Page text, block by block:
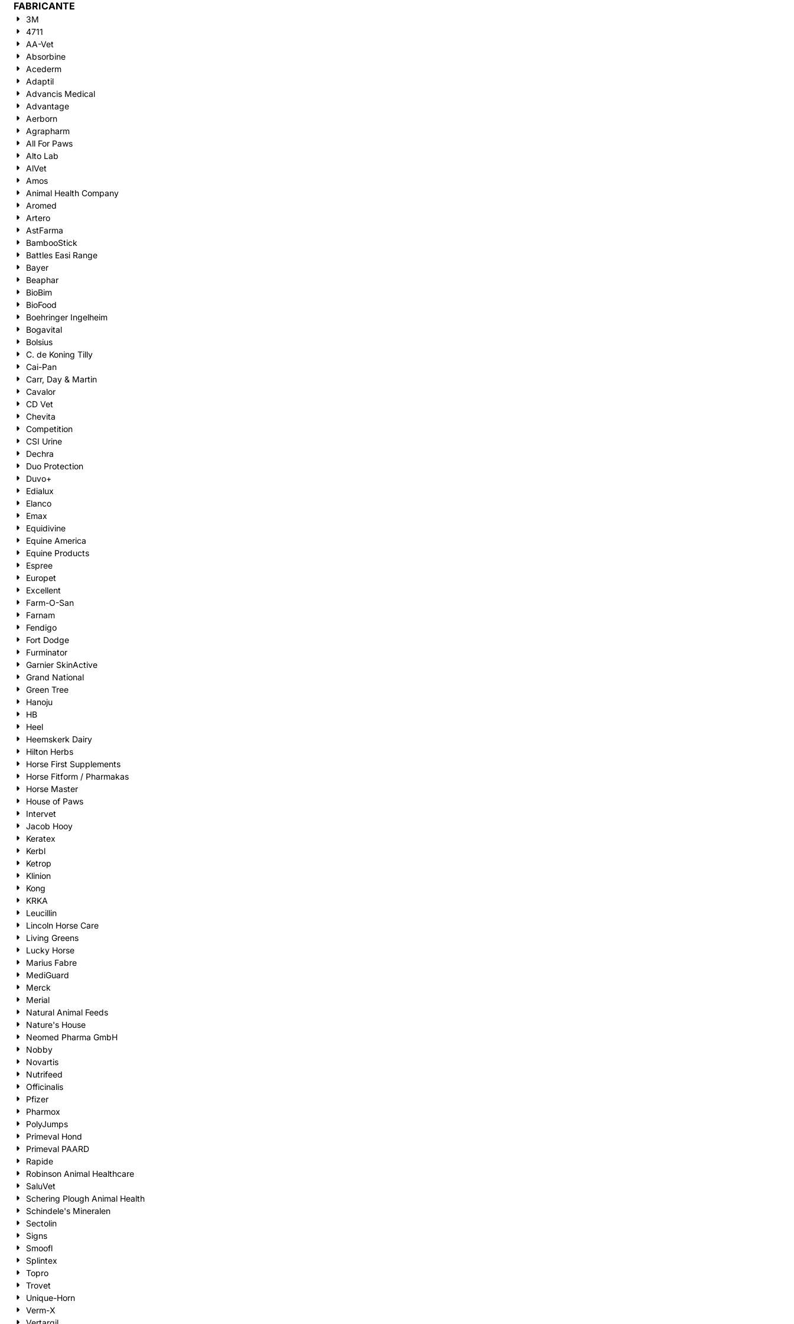
FABRICANTE
3M
4711
AA-Vet
Absorbine
Acederm
Adaptil
Advancis Medical
Advantage
Aerborn
Agrapharm
All For Paws
Alto Lab
AlVet
Amos
Animal Health Company
Aromed
Artero
AstFarma
BambooStick
Battles Easi Range
Bayer
Beaphar
BioBim
BioFood
Boehringer Ingelheim
Bogavital
Bolsius
C. de Koning Tilly
Cai-Pan
Carr, Day & Martin
Cavalor
CD Vet
Chevita
Competition
CSI Urine
Dechra
Duo Protection
Duvo+
Edialux
Elanco
Emax
Equidivine
Equine America
Equine Products
Espree
Europet
Excellent
Farm-O-San
Farnam
Fendigo
Fort Dodge
Furminator
Garnier SkinActive
Grand National
Green Tree
Hanoju
HB
Heel
Heemskerk Dairy
Hilton Herbs
Horse First Supplements
Horse Fitform / Pharmakas
Horse Master
House of Paws
Intervet
Jacob Hooy
Keratex
Kerbl
Ketrop
Klinion
Kong
KRKA
Leucillin
Lincoln Horse Care
Living Greens
Lucky Horse
Marius Fabre
MediGuard
Merck
Merial
Natural Animal Feeds
Nature's House
Neomed Pharma GmbH
Nobby
Novartis
Nutrifeed
Officinalis
Pfizer
Pharmox
PolyJumps
Primeval Hond
Primeval PAARD
Rapide
Robinson Animal Healthcare
SaluVet
Schering Plough Animal Health
Schindele's Mineralen
Sectolin
Signs
Smoofl
Splintex
Topro
Trovet
Unique-Horn
Verm-X